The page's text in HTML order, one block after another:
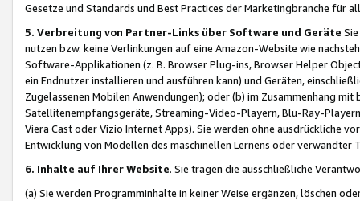
Gesetze und Standards und Best Practices der Marketingbranche für
5. Verbreitung von Partner-Links über Software und Geräte
nutzen bzw. keine Verlinkungen auf eine Amazon-Website wie
Software-Applikationen (z. B. Browser Plug-ins, Browser Helper
ein Endnutzer installieren und ausführen kann) und Geräten,
Zugelassenen Mobilen Anwendungen); oder (b) im Zusammenhang
Satellitenempfangsgeräte, Streaming-Video-Playern, Blu-Ray-
Viera Cast oder Vizio Internet Apps). Sie werden ohne ausdrückliche
Entwicklung von Modellen des maschinellen Lernens oder
6. Inhalte auf Ihrer Website. Sie tragen die ausschließliche
(a) Sie werden Programminhalte in keiner Weise ergänzen, löschen